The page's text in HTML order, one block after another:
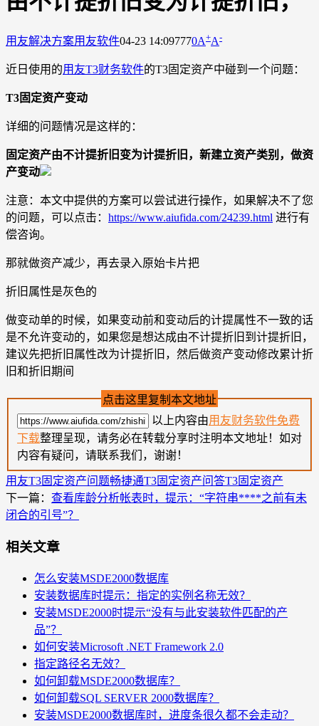
用友解决方案用友软件04-23 14:097770A+A-
近日使用的用友T3财务软件的T3固定资产中碰到一个问题：
T3固定资产变动
详细的问题情况是这样的：
固定资产由不计提折旧变为计提折旧，新建立资产类别，做资
产变动
注意：本文中提供的方案可以尝试进行操作，如果解决不了您
的问题，可以点击： https://www.aiufida.com/24239.html 进行有
偿咨询。
那就做资产减少，再去录入原始卡片把
折旧属性是灰色的
做变动单的时候，如果变动前和变动后的计提属性不一致的话
是不允许变动的，如果您是想达成由不计提折旧到计提折旧，
建议先把折旧属性改为计提折旧，然后做资产变动修改累计折
旧和折旧期间
点击这里复制本文地址
以上内容由用友财务软件免费
下载整理呈现，请务必在转载分享时注明本文地址！如对
内容有疑问，请联系我们，谢谢！
用友T3固定资产问题畅捷通T3固定资产问答T3固定资产
下一篇： 查看库龄分析帐表时，提示：“字符串****之前有未
闭合的引号”？
相关文章
怎么安装MSDE2000数据库
安装数据库时提示：指定的实例名称无效？
安装MSDE2000时提示“没有与此安装软件匹配的产
品”？
如何安装Microsoft .NET Framework 2.0
指定路径名无效？
如何卸载MSDE2000数据库？
如何卸载SQL SERVER 2000数据库？
安装MSDE2000数据库时，进度条很久都不会走动？